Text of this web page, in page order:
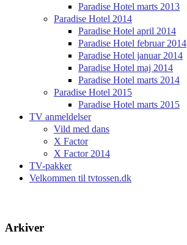
Paradise Hotel marts 2013
Paradise Hotel 2014
Paradise Hotel april 2014
Paradise Hotel februar 2014
Paradise Hotel januar 2014
Paradise Hotel maj 2014
Paradise Hotel marts 2014
Paradise Hotel 2015
Paradise Hotel marts 2015
TV anmeldelser
Vild med dans
X Factor
X Factor 2014
TV-pakker
Velkommen til tvtossen.dk
Arkiver